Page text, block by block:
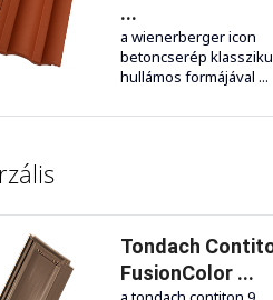
...
a wienerberger icon
betoncserép
hullámos formájával ...
Tondach
FusionColor ...